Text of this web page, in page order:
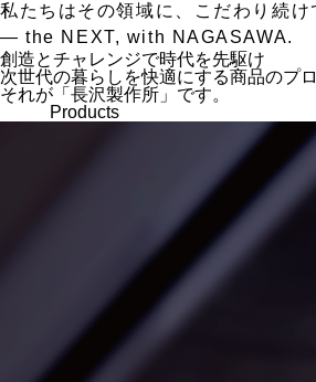
私たちはその領域に、こだわり続け
— the NEXT, with NAGASAWA.
創造とチャレンジで時代を先駆け
次世代の暮らしを快適にする商品のプ
それが「長沢製作所」です。
Products